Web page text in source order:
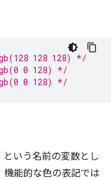
128 128) */
0 128) */
0 128) */
という名前の変数とし
機能的な色の表記では